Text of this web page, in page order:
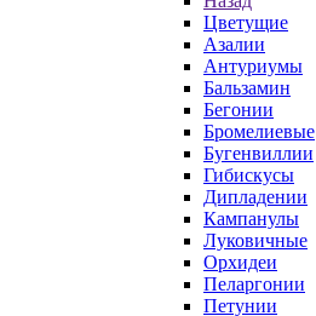
Цветущие
Азалии
Антуриумы
Бальзамин
Бегонии
Бромелиевые
Бугенвиллии
Гибискусы
Дипладении
Кампанулы
Луковичные
Орхидеи
Пеларгонии
Петунии